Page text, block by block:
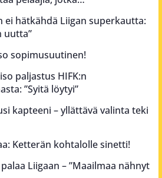
ei hätkähdä Liigan superkautta:
uutta”
sopimusuutinen!
paljastus HIFK:n
”Syitä löytyi”
kapteeni – yllättävä valinta teki
Ketterän kohtalolle sinetti!
Liigaan – ”Maailmaa nähnyt